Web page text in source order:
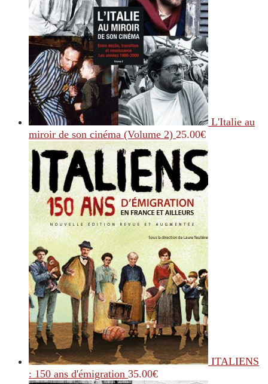
L'Italie au
miroir de son cinéma (Volume 2) 25.00€
ITALIENS
: 150 ans d'émigration 35.00€